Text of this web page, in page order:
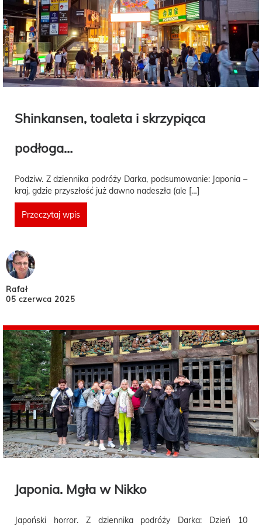
Shinkansen, toaleta i skrzypiąca
podłoga…
Podziw. Z dziennika podróży Darka, podsumowanie: Japonia –
kraj, gdzie przyszłość już dawno nadeszła (ale […]
Przeczytaj wpis
Rafał
05 czerwca 2025
Japonia. Mgła w Nikko
Japoński horror. Z dziennika podróży Darka: Dzień 10